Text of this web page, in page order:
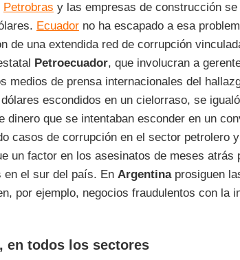
Petrobras y las empresas de construcción
Ecuadorno ha escapado a esa
de una extendida red de corrupción
Petroecuador, que involucran a
medios de prensa internacionales del
escondidos en un cielorraso, se
dinero que se intentaban esconder en un
casos de corrupción en el sector petrolero
un factor en los asesinatos de meses atrás
en el sur del país. En Argentinaprosiguen
por ejemplo, negocios fraudulentos con la
en todos los sectores